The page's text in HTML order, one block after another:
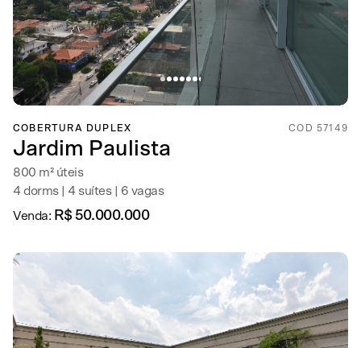
COBERTURA DUPLEX COD 57149
Jardim Paulista
800 m² úteis
4 dorms | 4 suítes | 6 vagas
Venda: R$ 50.000.000